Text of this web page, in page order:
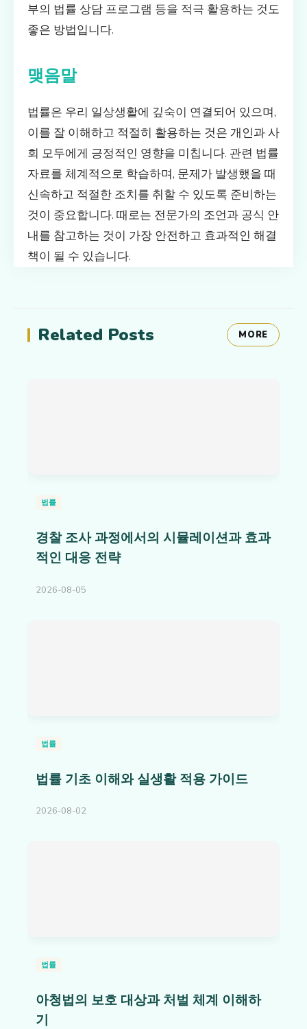
부의 법률 상담 프로그램 등을 적극 활용하는 것도
좋은 방법입니다.
맺음말
법률은 우리 일상생활에 깊숙이 연결되어 있으며,
이를 잘 이해하고 적절히 활용하는 것은 개인과 사
회 모두에게 긍정적인 영향을 미칩니다. 관련 법률
자료를 체계적으로 학습하며, 문제가 발생했을 때
신속하고 적절한 조치를 취할 수 있도록 준비하는
것이 중요합니다. 때로는 전문가의 조언과 공식 안
내를 참고하는 것이 가장 안전하고 효과적인 해결
책이 될 수 있습니다.
Related Posts MORE
법률
경찰 조사 과정에서의 시뮬레이션과 효과
적인 대응 전략
2026-08-05
법률
법률 기초 이해와 실생활 적용 가이드
2026-08-02
법률
아청법의 보호 대상과 처벌 체계 이해하
기